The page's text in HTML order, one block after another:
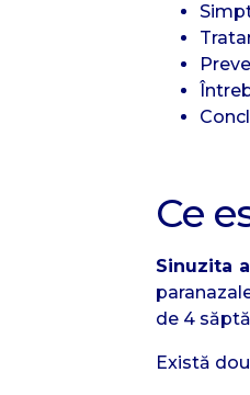
Ce
Sinuzita
de 4
Există